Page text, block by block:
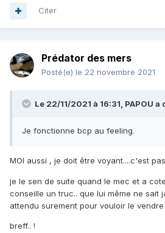
chez MOI, j'appelle ça des fau ku...!!
autres...cite...lol
chacun sont truc ..., comme tu dit, les
S'ils n'ont pas en stock ils proposent
oui, t'inquiète, il l'on déjà fait pour
moindre des chose...!🤗)
ou te filer un truc en plus parce que
Citer
Prédator des mers
Posté(e) le 22 novembre 2021
Le 22/11/2021 à 16:31, PAPOU a
Je fonctionne bcp au feeling.
MOI aussi , je doit être voyant....c'est
je le sen de suite quand le mec et a
conseille un truc.. que lui même ne sait
attendu surement pour vouloir le
breff.. !